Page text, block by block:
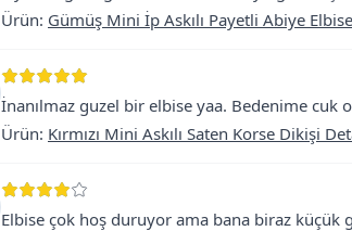
Ürün: Gümüş Mini İp Askılı Payetli Abiye Elbise
İnanılmaz guzel bir elbise yaa. Bedenime cuk
Ürün: Kırmızı Mini Askılı Saten Korse Dikişi
Elbise çok hoş duruyor ama bana biraz küçük